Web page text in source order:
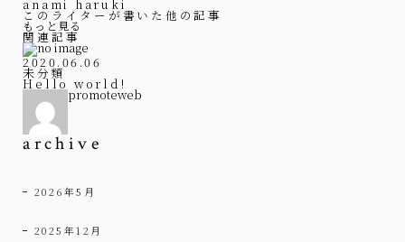
anami haruki
このライターが書いた他の記事
もっと見る
関連記事
2020.06.06
未分類
Hello world!
promoteweb
archive
2026年5月
2025年12月